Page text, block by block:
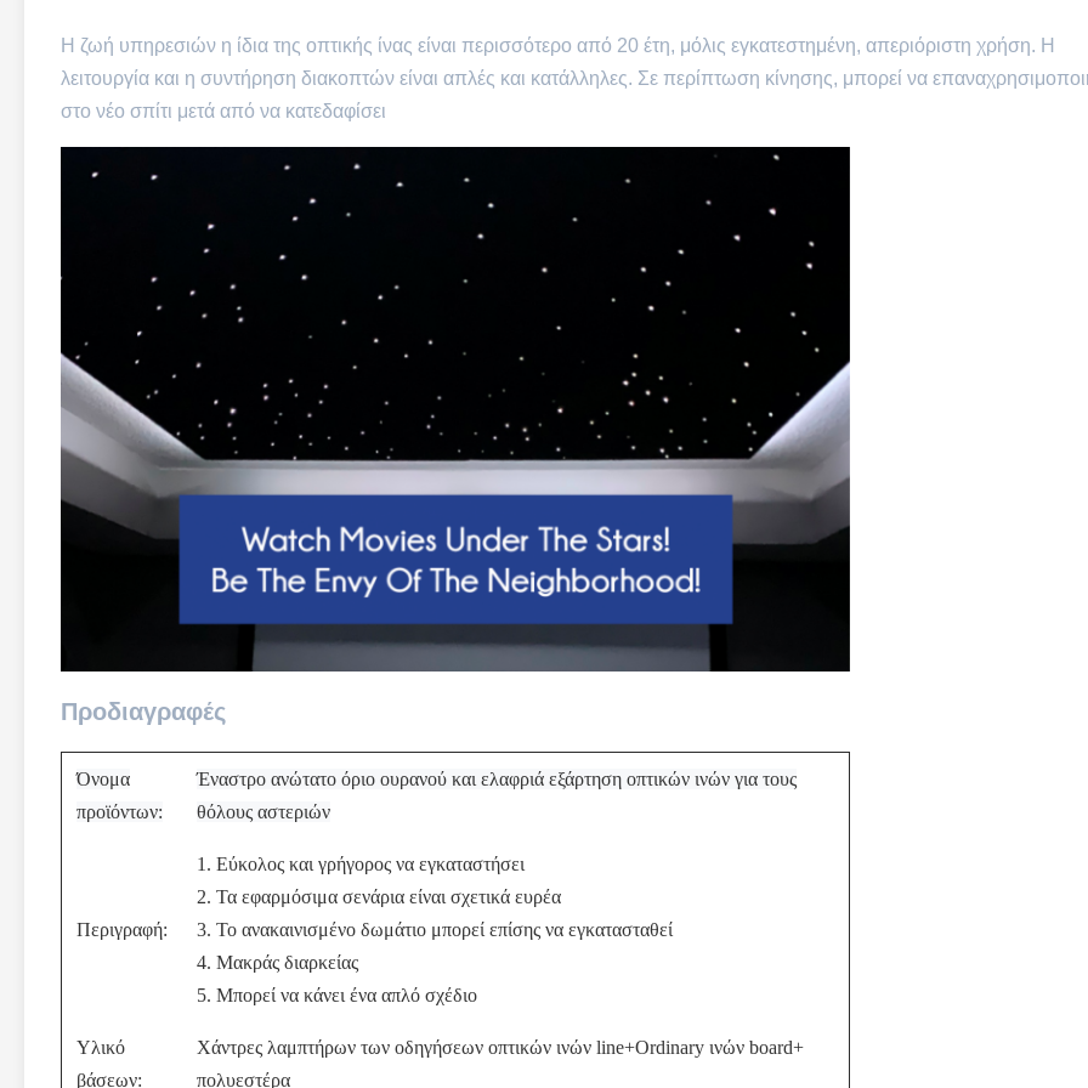
Η ζωή υπηρεσιών η ίδια της οπτικής ίνας είναι περισσότερο από 20 έτη, μόλις εγκατεστημένη, απεριόριστη χρήση. Η
λειτουργία και η συντήρηση διακοπτών είναι απλές και κατάλληλες. Σε περίπτωση κίνησης, μπορεί να
στο νέο σπίτι μετά από να κατεδαφίσει
Προδιαγραφές
Όνομα
προϊόντων:
Έναστρο ανώτατο όριο ουρανού και ελαφριά εξάρτηση οπτικών ινών για τους
θόλους αστεριών
Περιγραφή:
1. Εύκολος και γρήγορος να εγκαταστήσει
2. Τα εφαρμόσιμα σενάρια είναι σχετικά ευρέα
3. Το ανακαινισμένο δωμάτιο μπορεί επίσης να εγκατασταθεί
4. Μακράς διαρκείας
5. Μπορεί να κάνει ένα απλό σχέδιο
Υλικό
βάσεων:
Χάντρες λαμπτήρων των οδηγήσεων οπτικών ινών line+Ordinary ινών board+
πολυεστέρα